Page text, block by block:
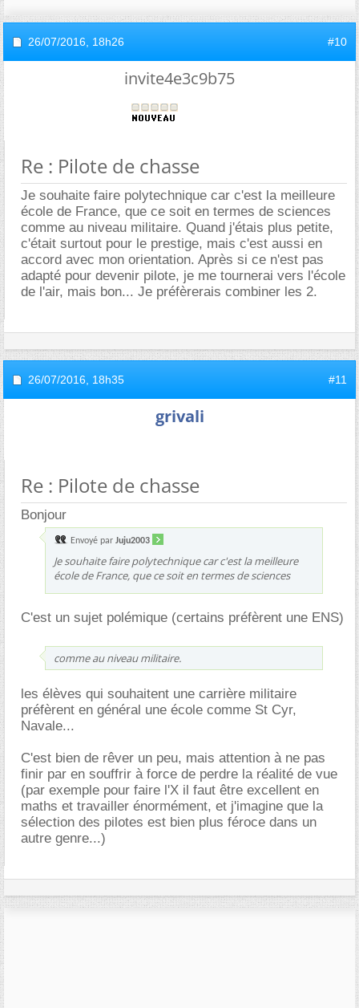
26/07/2016, 18h26 #10
invite4e3c9b75
Re : Pilote de chasse
Je souhaite faire polytechnique car c'est la meilleure
école de France, que ce soit en termes de sciences
comme au niveau militaire. Quand j'étais plus petite,
c'était surtout pour le prestige, mais c'est aussi en
accord avec mon orientation. Après si ce n'est pas
adapté pour devenir pilote, je me tournerai vers l'école
de l'air, mais bon... Je préfèrerais combiner les 2.
26/07/2016, 18h35 #11
grivali
Re : Pilote de chasse
Bonjour
Envoyé par Juju2003
Je souhaite faire polytechnique car c'est la meilleure
école de France, que ce soit en termes de sciences
C'est un sujet polémique (certains préfèrent une ENS)
comme au niveau militaire.
les élèves qui souhaitent une carrière militaire
préfèrent en général une école comme St Cyr,
Navale...
C'est bien de rêver un peu, mais attention à ne pas
finir par en souffrir à force de perdre la réalité de vue
(par exemple pour faire l'X il faut être excellent en
maths et travailler énormément, et j'imagine que la
sélection des pilotes est bien plus féroce dans un
autre genre...)